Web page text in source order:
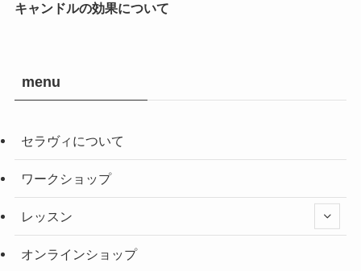
キャンドルの効果について
menu
セラヴィについて
ワークショップ
レッスン
オンラインショップ